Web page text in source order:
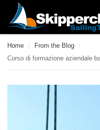
Home / From the Blog /
Corso di formazione aziendale